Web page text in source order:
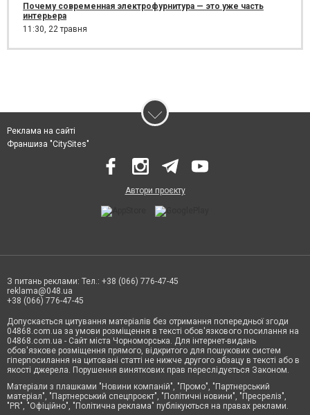
Почему современная электрофурнитура — это уже часть
интерьера
11:30, 22 травня
Реклама на сайті
Франшиза "CitySites"
Автори проєкту
З питань реклами: Тел.: +38 (066) 776-47-45
reklama@048.ua
+38 (066) 776-47-45
Допускається цитування матеріалів без отримання попередньої згоди
04868.com.ua за умови розміщення в тексті обов'язкового посилання на
04868.com.ua - Сайт міста Чорноморська. Для інтернет-видань
обов'язкове розміщення прямого, відкритого для пошукових систем
гіперпосилання на цитовані статті не нижче другого абзацу в тексті або в
якості джерела. Порушення виняткових прав переслідується Законом.
Матеріали з плашками "Новини компаній", "Промо", "Партнерський
матеріал", "Партнерський спецпроєкт", "Політичні новини", "Пресреліз",
"PR", "Офіційно", "Політична реклама" публікуються на правах реклами.